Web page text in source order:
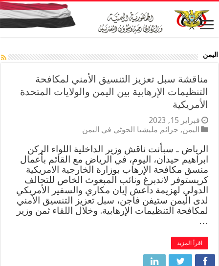
اليمن
مناقشة سبل تعزيز التنسيق الأمني لمكافحة
التنظيمات الإرهابية بين اليمن والولايات المتحدة
الأمريكية
فبراير 15, 2023
اليمن, جرائم مليشيا الحوثي في اليمن
الرياض ـ سبأنت ناقش وزير الداخلية اللواء الركن
ابراهيم حيدان، اليوم، في الرياض مع القائم بأعمال
منسق مكافحة الإرهاب بوزارة الخارجية الامريكية
كريستوفر لاندبرغ ونائب المبعوث الخاص للتحالف
الدولي لهزيمة داعش إيان مكاري والسفير الأمريكي
لدى اليمن ستيفن فاجن، سبل تعزيز التنسيق الأمني
لمكافحة التنظيمات الإرهابية. وخلال اللقاء ثمن وزير
…
اقرأ المزيد